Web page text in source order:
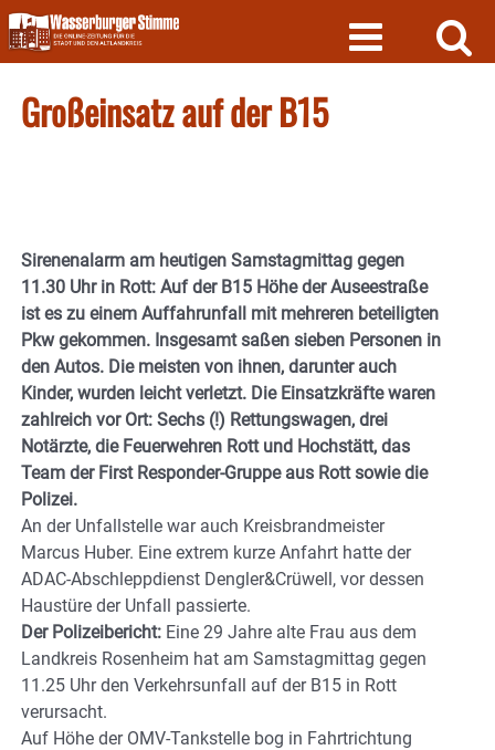
Skip
to
content
Großeinsatz auf der B15
Sirenenalarm am heutigen Samstagmittag gegen
11.30 Uhr in Rott: Auf der B15 Höhe der Auseestraße
ist es zu einem Auffahrunfall mit mehreren beteiligten
Pkw gekommen. Insgesamt saßen sieben Personen in
den Autos. Die meisten von ihnen, darunter auch
Kinder, wurden leicht verletzt. Die Einsatzkräfte waren
zahlreich vor Ort: Sechs (!) Rettungswagen, drei
Notärzte, die Feuerwehren Rott und Hochstätt, das
Team der First Responder-Gruppe aus Rott sowie die
Polizei.
An der Unfallstelle war auch Kreisbrandmeister
Marcus Huber. Eine extrem kurze Anfahrt hatte der
ADAC-Abschleppdienst Dengler&Crüwell, vor dessen
Haustüre der Unfall passierte.
Der Polizeibericht: Eine 29 Jahre alte Frau aus dem
Landkreis Rosenheim hat am Samstagmittag gegen
11.25 Uhr den Verkehrsunfall auf der B15 in Rott
verursacht.
Auf Höhe der OMV-Tankstelle bog in Fahrtrichtung